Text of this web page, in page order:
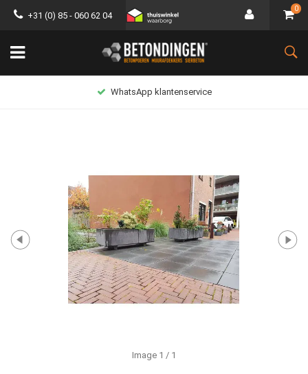
+31 (0) 85 - 060 62 04
0
WhatsApp klantenservice
Image 1 / 1